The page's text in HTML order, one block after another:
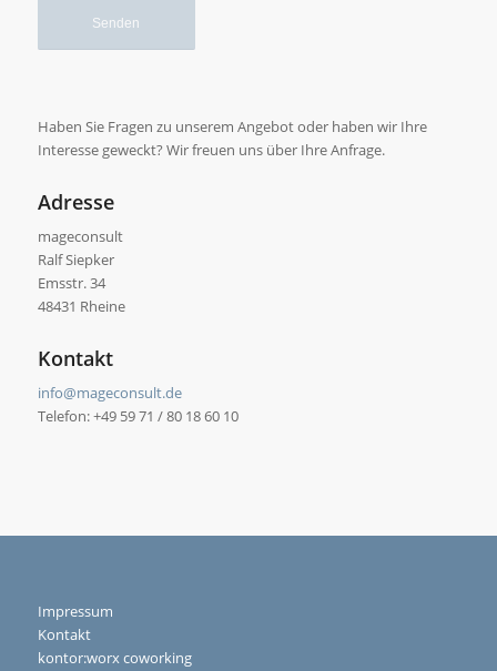
Haben Sie Fragen zu unserem Angebot oder haben wir Ihre
Interesse geweckt? Wir freuen uns über Ihre Anfrage.
Adresse
mageconsult
Ralf Siepker
Emsstr. 34
48431 Rheine
Kontakt
info@mageconsult.de
Telefon: +49 59 71 / 80 18 60 10
Impressum
Kontakt
kontor:worx coworking